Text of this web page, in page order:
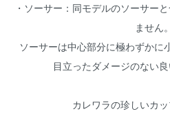
・ソーサー：同モデルのソーサー
ません。
ソーサーは中心部分に極わずかに
目立ったダメージのない良
カレワラの珍しいカッ